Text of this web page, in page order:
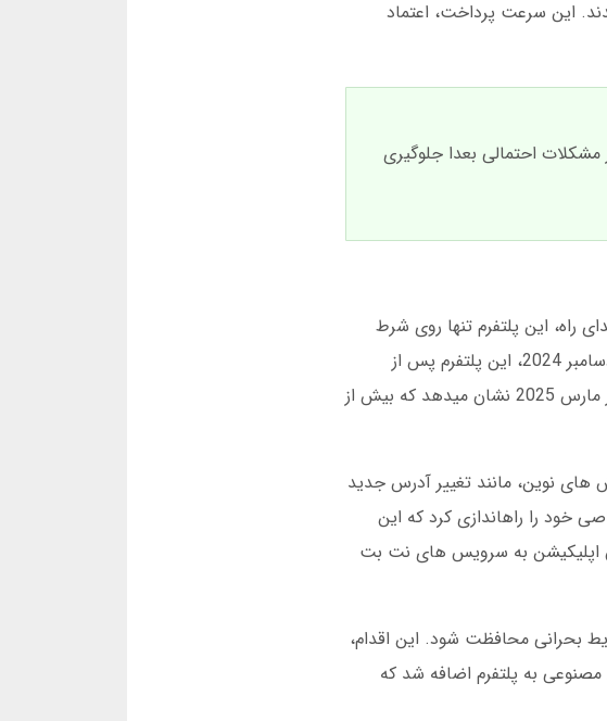
شرط بستهام و برندها من در کمتراز 5 دقیقه واریز شدند. این سرعت پرداخت، اعتماد
احتمالی بعدا جلوگیری
فعال داشته است. در ابتدای راه، این پلتفرم تنها روی شرط
بندی ورزشی متمرکز بود، اما با استقبال کاربران، بخش بازی انفجار و کازینویی نیز به آن اضافه شد. در دسامبر 2024، این پلتفرم پس از
دریافت مجوزهای جدید، خدمات خود را گسترش داد و ظرفیت پردازش تراکنش ها را دو برابر کرد. آمار مارس 2025 نشان میدهد که بیش از
های نوین، مانند تغییر آدرس جدید
در سال 1400، نت بت اپلیکیشن اختصاصی خود را راهاندازی کرد که این
امروزه، بیش از 60 درصد کاربران از طریق اپلیکیشن به سرویس های نت بت
بحرانی محافظت شود. این اقدام،
سیستم تشخیص تقلب با هوش مصنوعی به پلتفرم اضافه شد که